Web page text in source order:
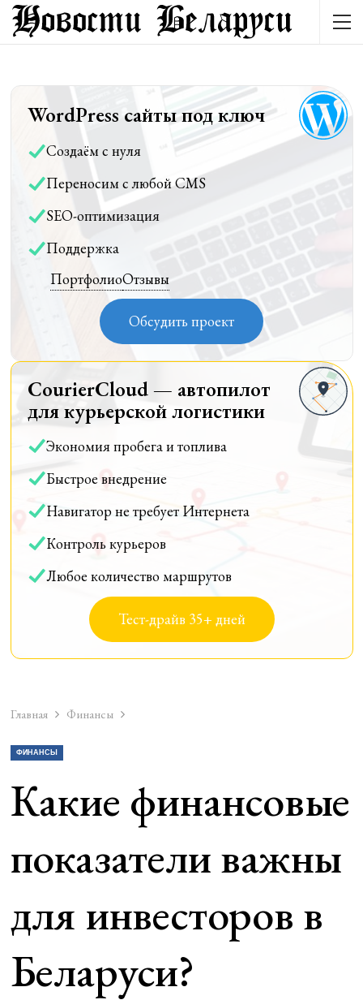
WordPress сайты под ключ
Создаём с нуля
Переносим с любой CMS
SEO-оптимизация
Поддержка
ПортфолиоОтзывы
Обсудить проект
CourierCloud — автопилот
для курьерской логистики
Экономия пробега и топлива
Быстрое внедрение
Навигатор не требует Интернета
Контроль курьеров
Любое количество маршрутов
Тест-драйв 35+ дней
Главная Финансы
ФИНАНСЫ
Какие финансовые
показатели важны
для инвесторов в
Беларуси?